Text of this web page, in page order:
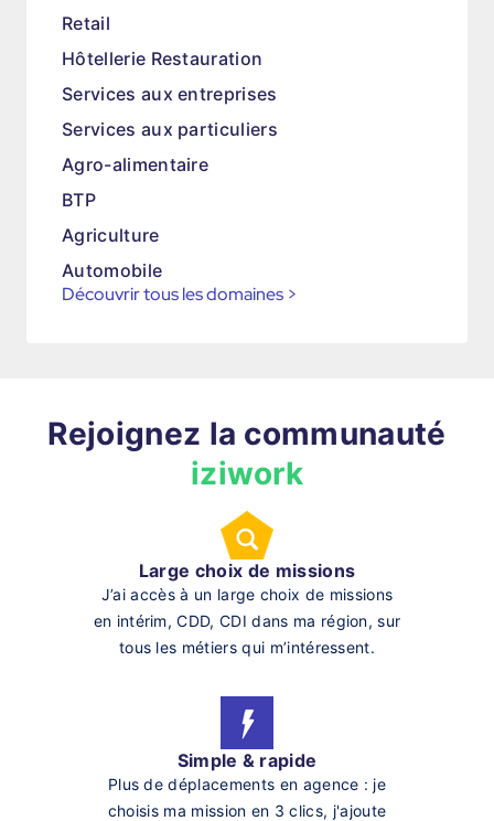
Retail
Hôtellerie Restauration
Services aux entreprises
Services aux particuliers
Agro-alimentaire
BTP
Agriculture
Automobile
Découvrir tous les domaines >
Rejoignez la communauté
iziwork
Large choix de missions
J’ai accès à un large choix de missions
en intérim, CDD, CDI dans ma région, sur
tous les métiers qui m’intéressent.
Simple & rapide
Plus de déplacements en agence : je
choisis ma mission en 3 clics, j'ajoute